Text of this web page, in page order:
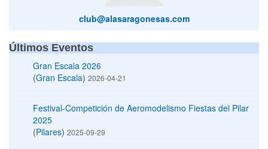
club@alasaragonesas.com
Últimos Eventos
Gran Escala 2026
(Gran Escala) 2026-04-21
Festival-Competición de Aeromodelismo Fiestas del Pilar
2025
(Pilares) 2025-09-29